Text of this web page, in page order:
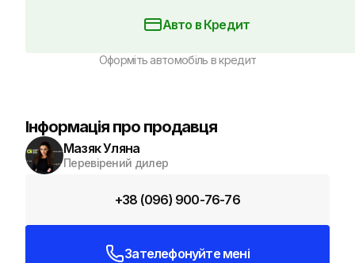
Авто в Кредит
Оформіть автомобіль в кредит
Інформація про продавця
Мазяк Уляна
Перевірений дилер
+38 (096) 900-76-76
Зателефонуйте мені